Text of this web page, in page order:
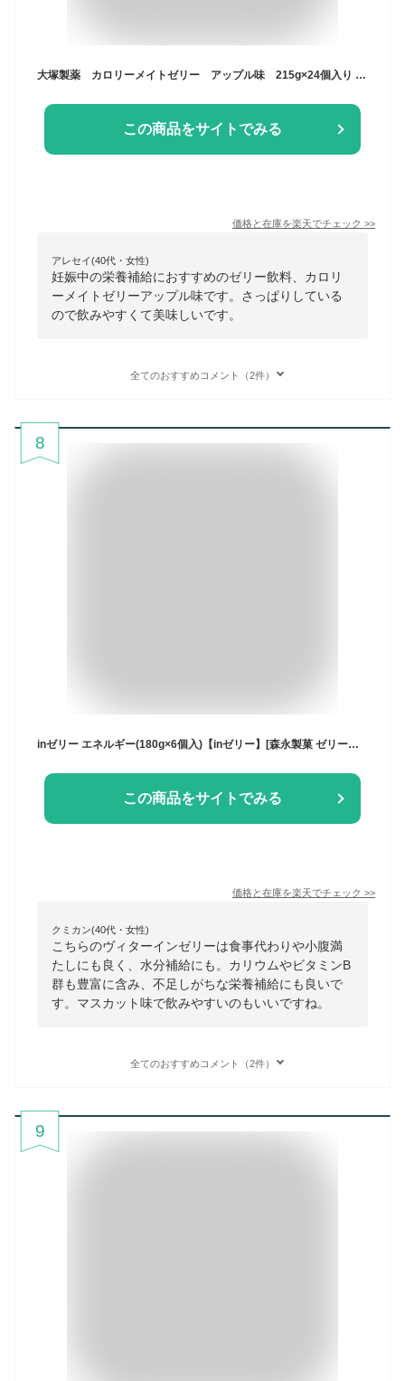
大塚製薬 カロリーメイトゼリー アップル味 215g×24個入り ゼリー飲料 まとめ買い スポーツ
この商品をサイトでみる
価格と在庫を楽天でチェック >>
アレセイ(40代・女性)
妊娠中の栄養補給におすすめのゼリー飲料、カロリ
ーメイトゼリーアップル味です。さっぱりしている
ので飲みやすくて美味しいです。
全てのおすすめコメント（2件）
8
inゼリー エネルギー(180g×6個入)【inゼリー】[森永製菓 ゼリー飲料 体調管理 防災 非常食 受験]
この商品をサイトでみる
価格と在庫を楽天でチェック >>
クミカン(40代・女性)
こちらのヴィターインゼリーは食事代わりや小腹満
たしにも良く、水分補給にも。カリウムやビタミンB
群も豊富に含み、不足しがちな栄養補給にも良いで
す。マスカット味で飲みやすいのもいいですね。
全てのおすすめコメント（2件）
9